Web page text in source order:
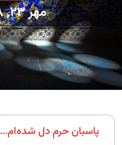
مهر ۲۳, ۱۳۸۸
پاسبان حرمِ دل شده‌ام…